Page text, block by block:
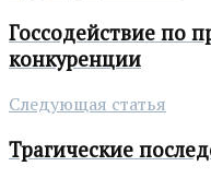
Госсодействие по
конкуренции
Следующая статья
Трагические